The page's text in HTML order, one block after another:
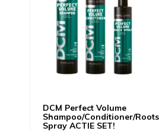
DCM Perfect Volume
Shampoo/Conditioner/Roots
Spray ACTIE SET!